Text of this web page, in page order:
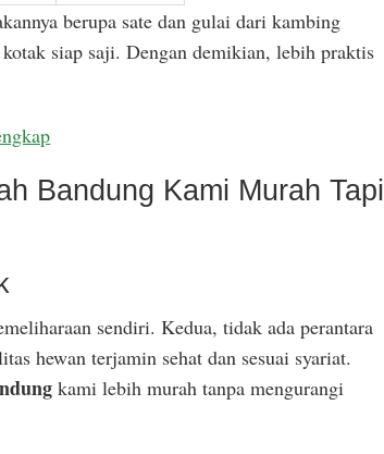
berupa sate dan gulai dari kambing
siap saji. Dengan demikian, lebih praktis
Bandung Kami Murah Tapi
sendiri. Kedua, tidak ada perantara
hewan terjamin sehat dan sesuai syariat.
kami lebih murah tanpa mengurangi